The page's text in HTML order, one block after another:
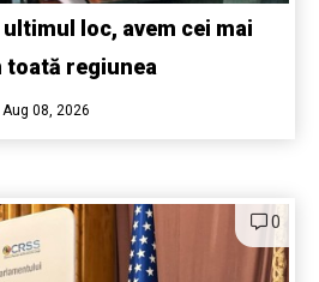
loc, avem cei mai
regiunea
Aug 08, 2026
0